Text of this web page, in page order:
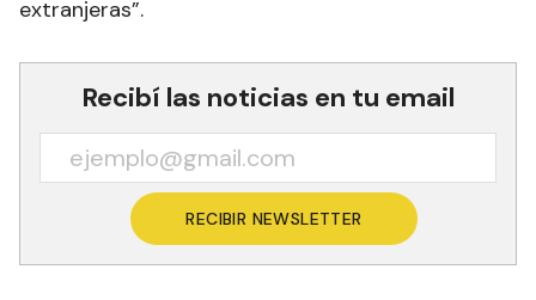
extranjeras”.
Recibí las noticias en tu email
RECIBIR NEWSLETTER